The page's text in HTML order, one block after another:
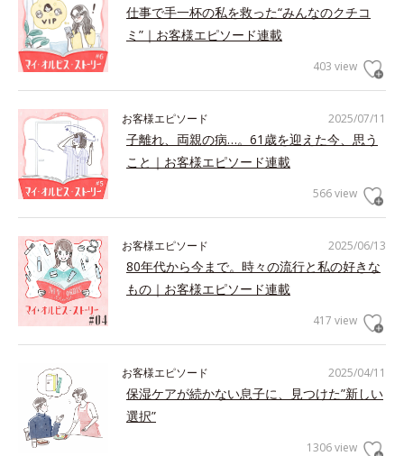
仕事で手一杯の私を救った“みんなのクチコ
ミ”｜お客様エピソード連載
403 view
2025/07/11
お客様エピソード
子離れ、両親の病…。61歳を迎えた今、思う
こと｜お客様エピソード連載
566 view
2025/06/13
お客様エピソード
80年代から今まで。時々の流行と私の好きな
もの｜お客様エピソード連載
417 view
2025/04/11
お客様エピソード
保湿ケアが続かない息子に、見つけた”新しい
選択”
1306 view